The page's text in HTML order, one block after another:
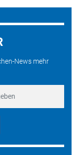
News mehr